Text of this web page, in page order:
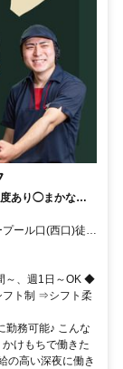
あり◯まかない
ール口(西口)徒歩
口(西口)徒歩約4
(西口)徒歩約4分
～、週1日～OK ◆
フト制 ⇒シフト柔
務可能♪ こんな
けもちで働きた
の高い深夜に働き